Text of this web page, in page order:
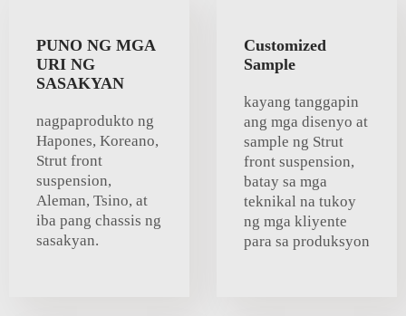
PUNO NG MGA
URI NG
SASAKYAN
nagpaprodukto ng
Hapones, Koreano,
Strut front
suspension,
Aleman, Tsino, at
iba pang chassis ng
sasakyan.
Customized
Sample
kayang tanggapin
ang mga disenyo at
sample ng Strut
front suspension,
batay sa mga
teknikal na tukoy
ng mga kliyente
para sa produksyon